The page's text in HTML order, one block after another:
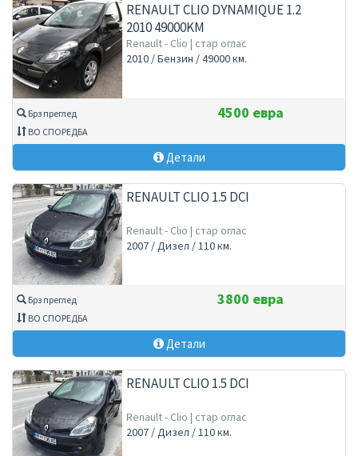
RENAULT CLIO DYNAMIQUE 1.2
2010 49000KM
Renault - Clio | стар оглас
2010 / Бензин / 49000 км.
Брз преглед
ВО СПОРЕДБА
4500 евра
Детали
RENAULT CLIO 1.5 DCI
Renault - Clio | стар оглас
2007 / Дизел / 110 км.
Брз преглед
ВО СПОРЕДБА
3800 евра
Детали
RENAULT CLIO 1.5 DCI
Renault - Clio | стар оглас
2007 / Дизел / 110 км.